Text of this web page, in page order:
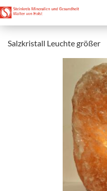
Salzkristall Leuchte größer